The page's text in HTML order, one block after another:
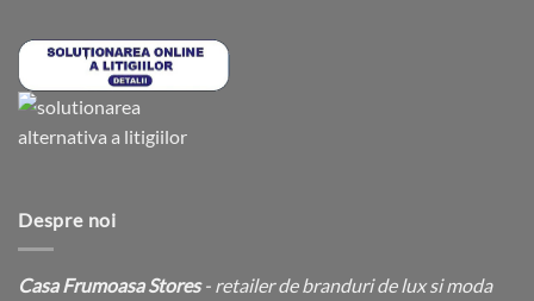
Despre noi
Casa Frumoasa Stores- retailer de branduri de lux si moda